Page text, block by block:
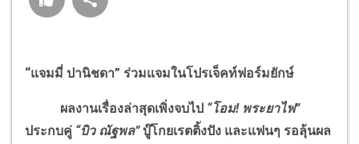
“แจมมี่ ปานิชดา” ร่วมแจมในโปรเจ็คท์ฟอร์มยักษ์
ผลงานเรื่องล่าสุดเพิ่งจบไป “โอม! พระยาไฟ”
ประกบคู่ “บิว ณัฐพล”บู๊โกยเรตติ้งปัง และแฟนๆ รอลุ้นผล